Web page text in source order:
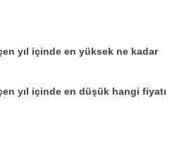
yıl içinde en yüksek ne kadar
yıl içinde en düşük hangi fiyatı